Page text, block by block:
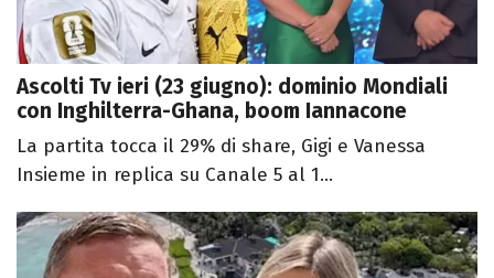
Ascolti Tv ieri (23 giugno): dominio Mondiali
con Inghilterra-Ghana, boom Iannacone
La partita tocca il 29% di share, Gigi e Vanessa
Insieme in replica su Canale 5 al 1...